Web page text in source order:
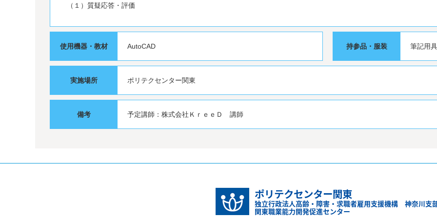
（１）質疑応答・評価
使用機器・教材 AutoCAD 持参品・服装 筆記用具
実施場所 ポリテクセンター関東
備考 予定講師：株式会社ＫｒｅｅＤ 講師
ポリテクセンター関東
独立行政法人高齢・障害・求職者雇用支援機構 神奈川支
関東職業能力開発促進センター